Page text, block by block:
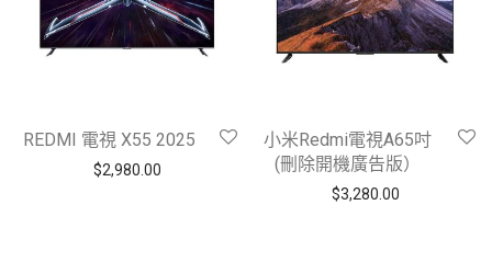
REDMI 電視 X55 2025
$2,980.00
小米Redmi電視A65吋
(刪除開機廣告版）
$3,280.00